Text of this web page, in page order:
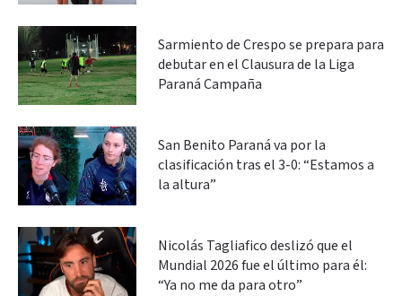
Sarmiento de Crespo se prepara para
debutar en el Clausura de la Liga
Paraná Campaña
San Benito Paraná va por la
clasificación tras el 3-0: “Estamos a
la altura”
Nicolás Tagliafico deslizó que el
Mundial 2026 fue el último para él:
“Ya no me da para otro”